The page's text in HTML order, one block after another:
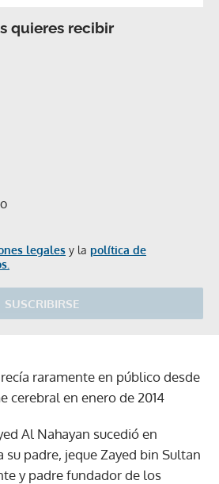
quieres recibir
legales y la política de
SUSCRIBIRSE
raramente en público desde
cerebral en enero de 2014
Al Nahayan sucedió en
padre, jeque Zayed bin Sultan
y padre fundador de los